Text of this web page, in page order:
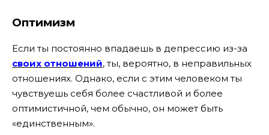
Оптимизм
Если ты постоянно впадаешь в депрессию из-за
своих отношений, ты, вероятно, в неправильных
отношениях. Однако, если с этим человеком ты
чувствуешь себя более счастливой и более
оптимистичной, чем обычно, он может быть
«единственным».